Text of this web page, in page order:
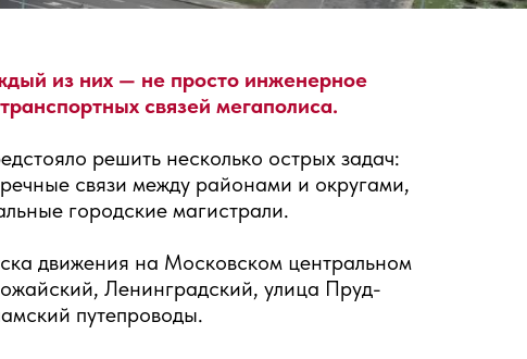
из них — не просто инженерное
связей мегаполиса.
решить несколько острых задач:
связи между районами и округами,
городские магистрали.
движения на Московском центральном
Ленинградский, улица Пруд-
путепроводы.